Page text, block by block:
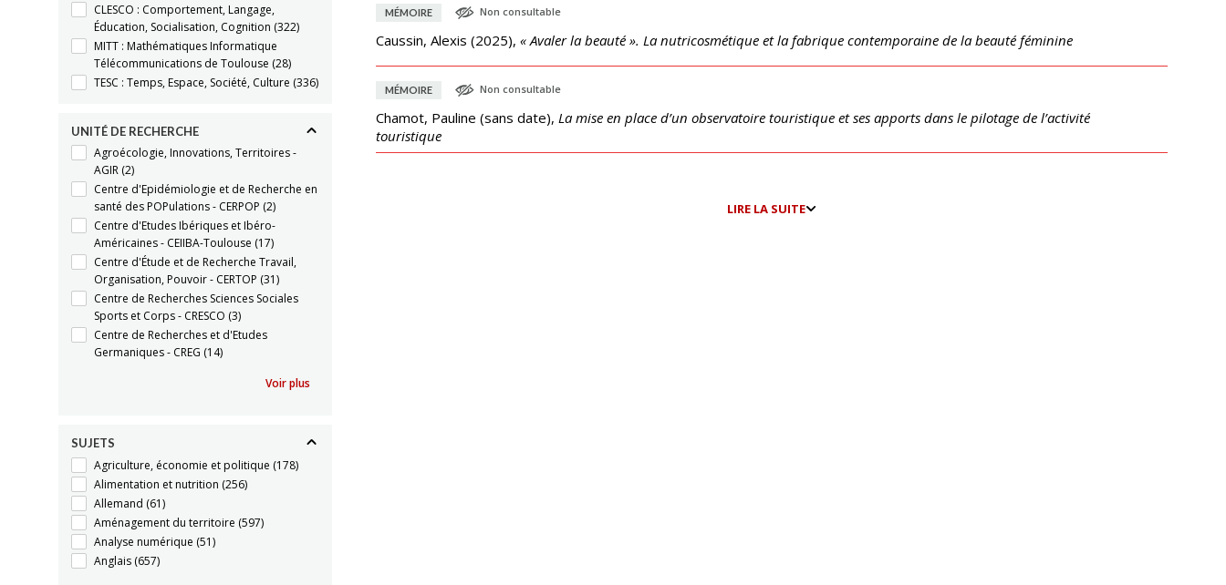
CLESCO : Comportement, Langage,
Éducation, Socialisation, Cognition (322)
MITT : Mathématiques Informatique
Télécommunications de Toulouse (28)
TESC : Temps, Espace, Société, Culture (336)
UNITÉ DE RECHERCHE
Agroécologie, Innovations, Territoires -
AGIR (2)
Centre d'Epidémiologie et de Recherche en
santé des POPulations - CERPOP (2)
Centre d'Etudes Ibériques et Ibéro-
Américaines - CEIIBA-Toulouse (17)
Centre d'Étude et de Recherche Travail,
Organisation, Pouvoir - CERTOP (31)
Centre de Recherches Sciences Sociales
Sports et Corps - CRESCO (3)
Centre de Recherches et d'Etudes
Germaniques - CREG (14)
Voir plus
SUJETS
Agriculture, économie et politique (178)
Alimentation et nutrition (256)
Allemand (61)
Aménagement du territoire (597)
Analyse numérique (51)
Anglais (657)
MÉMOIRE Non consultable
Caussin, Alexis (2025), « Avaler la beauté ». La nutricosmétique et la fabrique contemporaine de la beauté féminine
MÉMOIRE Non consultable
Chamot, Pauline (sans date), La mise en place d’un observatoire touristique et ses apports dans le pilotage de l’activité
touristique
LIRE LA SUITE